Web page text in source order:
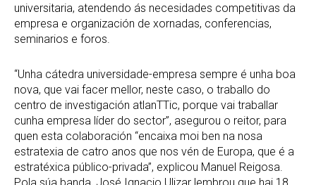
universitaria, atendendo ás necesidades competitivas da
empresa e organización de xornadas, conferencias,
seminarios e foros.
“Unha cátedra universidade-empresa sempre é unha boa
nova, que vai facer mellor, neste caso, o traballo do
centro de investigación atlanTTic, porque vai traballar
cunha empresa líder do sector”, asegurou o reitor, para
quen esta colaboración “encaixa moi ben na nosa
estratexia de catro anos que nos vén de Europa, que é a
estratéxica público-privada”, explicou Manuel Reigosa.